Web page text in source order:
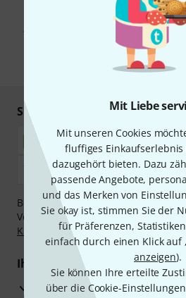
Mit Liebe
Mit unseren Cookies
fluffiges
dazugehört bieten. Dazu
passende Angebote,
und das Merken von
Sie okay ist, stimmen Sie der
für Präferenzen,
einfach durch einen Klick auf
anzeigen).
Sie können Ihre erteilte
über die Cookie-
Mit Klick auf „Jetzt anmelden“ stimmen
Werbung und einer Messung des E-
Abmeldung ist jederzeit möglich. Weitere
unseren
* Pflichtfeld
Sicher einkaufen & bezahlen
Bezahlen Sie vertraulich und
Vorkasse, PayPal, Amazon Pay,
Klarna Ratenzahlungoder
Ihre Vorteile
3 Jahre Thomann Garantie